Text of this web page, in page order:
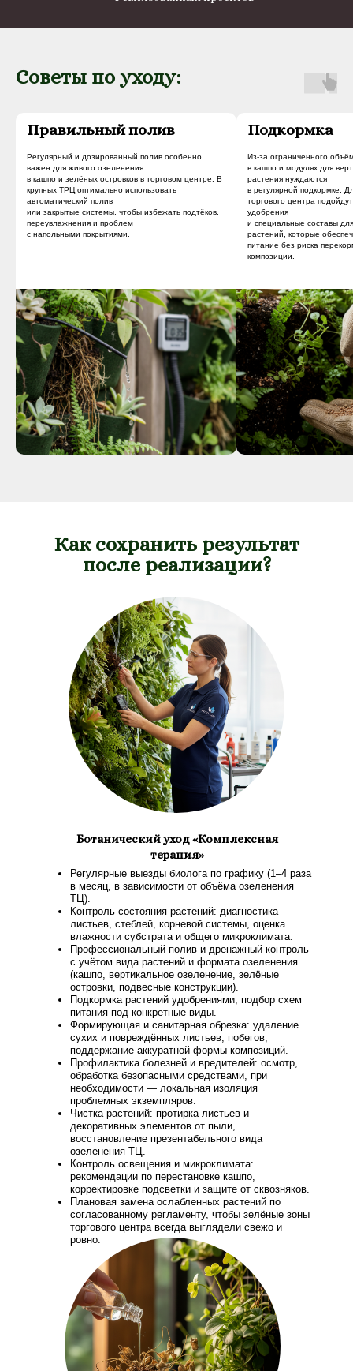
Советы по уходу:
Правильный полив
Регулярный и дозированный полив особенно
важен для живого озеленения
в кашпо и зелёных островков в торговом центре. В
крупных ТРЦ оптимально использовать
автоматический полив
или закрытые системы, чтобы избежать подтёков,
переувлажнения и проблем
с напольными покрытиями.
Подкормка
Из‑за ограниченного
в кашпо и модулях для
растения нуждаются
в регулярной подкормке.
торгового центра
удобрения
и специальные составы
растений, которые
питание без риска
композиции.
Регулярные выезды биолога по графику (1–4 раза
в месяц, в зависимости от объёма озеленения
ТЦ).
Контроль состояния растений: диагностика
листьев, стеблей, корневой системы, оценка
влажности субстрата и общего микроклимата.
Профессиональный полив и дренажный контроль
с учётом вида растений и формата озеленения
(кашпо, вертикальное озеленение, зелёные
островки, подвесные конструкции).
Подкормка растений удобрениями, подбор схем
питания под конкретные виды.
Формирующая и санитарная обрезка: удаление
сухих и повреждённых листьев, побегов,
поддержание аккуратной формы композиций.
Профилактика болезней и вредителей: осмотр,
обработка безопасными средствами, при
необходимости — локальная изоляция
проблемных экземпляров.
Чистка растений: протирка листьев и
декоративных элементов от пыли,
восстановление презентабельного вида
озеленения ТЦ.
Контроль освещения и микроклимата:
рекомендации по перестановке кашпо,
корректировке подсветки и защите от сквозняков.
Плановая замена ослабленных растений по
согласованному регламенту, чтобы зелёные зоны
торгового центра всегда выглядели свежо и
ровно.
Как сохранить результат
после реализации?
Ботанический уход «Комплексная
терапия»